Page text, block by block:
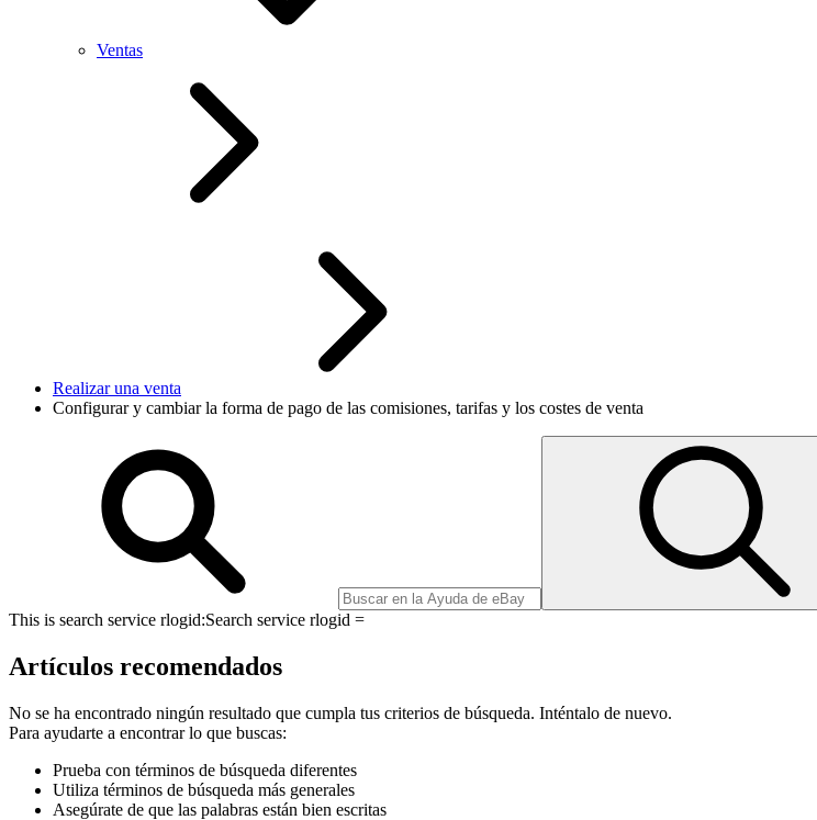
Ventas
Realizar una venta
Configurar y cambiar la forma de pago de las comisiones, tarifas y los costes de venta
This is search service rlogid:Search service rlogid =
Artículos recomendados
No se ha encontrado ningún resultado que cumpla tus criterios de búsqueda. Inténtalo de nuevo.
Para ayudarte a encontrar lo que buscas:
Prueba con términos de búsqueda diferentes
Utiliza términos de búsqueda más generales
Asegúrate de que las palabras están bien escritas